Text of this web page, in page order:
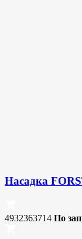
Насадка
4932363714 По